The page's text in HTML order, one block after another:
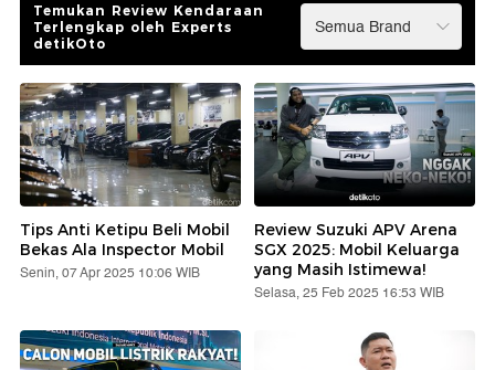
Temukan Review Kendaraan
Terlengkap oleh Experts
detikOto
Tips Anti Ketipu Beli Mobil
Bekas Ala Inspector Mobil
Senin, 07 Apr 2025 10:06 WIB
Review Suzuki APV Arena
SGX 2025: Mobil Keluarga
yang Masih Istimewa!
Selasa, 25 Feb 2025 16:53 WIB